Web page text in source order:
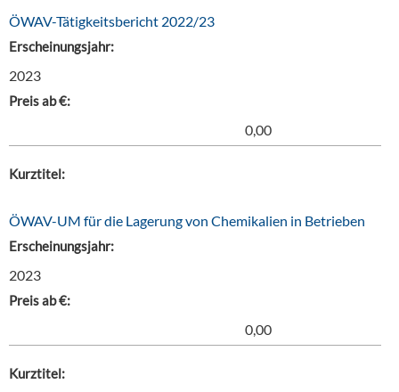
ÖWAV-Tätigkeitsbericht 2022/23
Erscheinungsjahr:
2023
Preis ab €:
0,00
Kurztitel:
ÖWAV-UM für die Lagerung von Chemikalien in Betrieben
Erscheinungsjahr:
2023
Preis ab €:
0,00
Kurztitel: